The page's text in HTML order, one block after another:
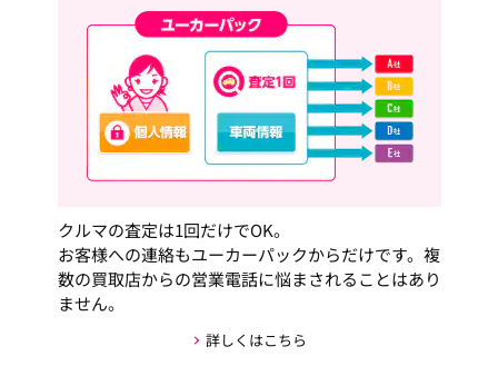
クルマの査定は1回だけでOK。
お客様への連絡もユーカーパックからだけです。複
数の買取店からの営業電話に悩まされることはあり
ません。
詳しくはこちら